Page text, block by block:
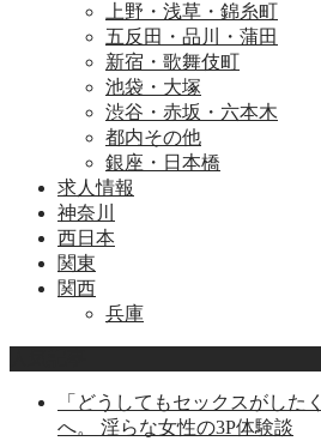
上野・浅草・錦糸町
五反田・品川・蒲田
新宿・歌舞伎町
池袋・大塚
渋谷・赤坂・六本木
都内その他
銀座・日本橋
求人情報
神奈川
西日本
関東
関西
兵庫
「どうしてもセックスがした
へ。 淫らな女性の3P体験談